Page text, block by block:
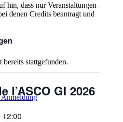
hin, dass nur Veranstaltungen
denen Credits beantragt und
bereits stattgefunden.
l’ASCO GI 2026
12:00